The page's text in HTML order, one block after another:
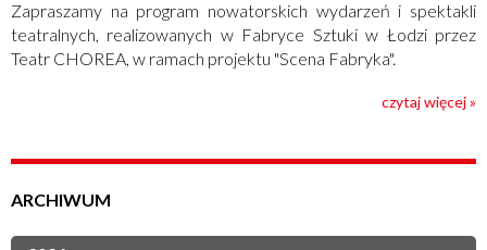
Zapraszamy na program nowatorskich wydarzeń i spektakli
teatralnych, realizowanych w Fabryce Sztuki w Łodzi przez
Teatr CHOREA, w ramach projektu "Scena Fabryka".
czytaj więcej »
ARCHIWUM